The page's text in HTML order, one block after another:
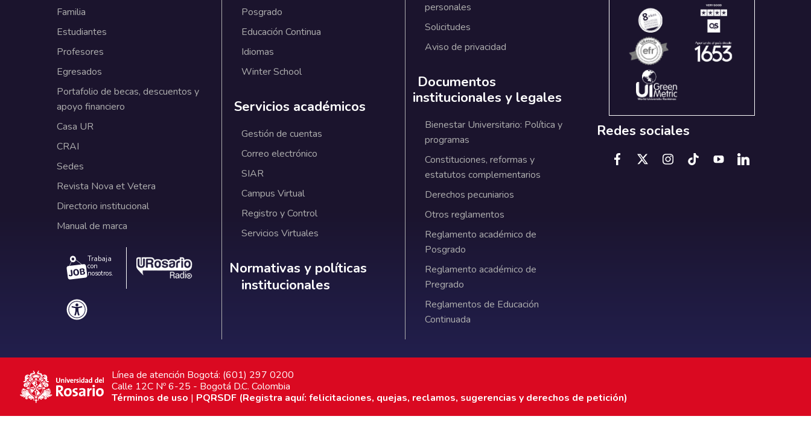
Familia
Estudiantes
Profesores
Egresados
Portafolio de becas, descuentos y
apoyo financiero
Casa UR
CRAI
Sedes
Revista Nova et Vetera
Directorio institucional
Manual de marca
Trabaja
con
nosotros.
Posgrado
Educación Continua
Idiomas
Winter School
Servicios académicos
Gestión de cuentas
Correo electrónico
SIAR
Campus Virtual
Registro y Control
Servicios Virtuales
Normativas y políticas institucionales
Normativas y políticas
institucionales
personales
Solicitudes
Aviso de privacidad
Documentos
institucionales y legales
Bienestar Universitario: Política y
programas
Constituciones, reformas y
estatutos complementarios
Derechos pecuniarios
Otros reglamentos
Reglamento académico de
Posgrado
Reglamento académico de
Pregrado
Reglamentos de Educación
Continuada
Redes sociales
Línea de atención Bogotá: (601) 297 0200
Calle 12C Nº 6-25 - Bogotá D.C. Colombia
Términos de uso | PQRSDF (Registra aquí: felicitaciones, quejas, reclamos, sugerencias y derechos de petición)